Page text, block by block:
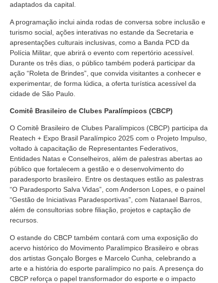
adaptados da capital.
A programação inclui ainda rodas de conversa sobre inclusão e
turismo social, ações interativas no estande da Secretaria e
apresentações culturais inclusivas, como a Banda PCD da
Polícia Militar, que abrirá o evento com repertório acessível.
Durante os três dias, o público também poderá participar da
ação “Roleta de Brindes”, que convida visitantes a conhecer e
experimentar, de forma lúdica, a oferta turística acessível da
cidade de São Paulo.
Comitê Brasileiro de Clubes Paralímpicos (CBCP)
O Comitê Brasileiro de Clubes Paralímpicos (CBCP) participa da
Reatech + Expo Brasil Paralímpico 2025 com o Projeto Impulso,
voltado à capacitação de Representantes Federativos,
Entidades Natas e Conselheiros, além de palestras abertas ao
público que fortalecem a gestão e o desenvolvimento do
paradesporto brasileiro. Entre os destaques estão as palestras
“O Paradesporto Salva Vidas”, com Anderson Lopes, e o painel
“Gestão de Iniciativas Paradesportivas”, com Natanael Barros,
além de consultorias sobre filiação, projetos e captação de
recursos.
O estande do CBCP também contará com uma exposição do
acervo histórico do Movimento Paralímpico Brasileiro e obras
dos artistas Gonçalo Borges e Marcelo Cunha, celebrando a
arte e a história do esporte paralímpico no país. A presença do
CBCP reforça o papel transformador do esporte e o impacto